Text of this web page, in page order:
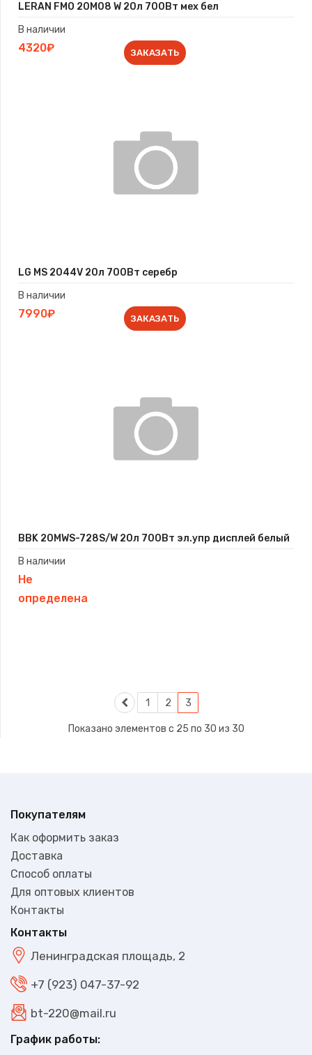
LERAN FMO 20M08 W 20л 700Вт мех бел
В наличии
4320₽ ЗАКАЗАТЬ
LG MS 2044V 20л 700Вт серебр
В наличии
7990₽ ЗАКАЗАТЬ
BBK 20MWS-728S/W 20л 700Вт эл.упр дисплей белый
В наличии
Не
определена
В наличии
6800₽
1 2 3
Показано элементов с 25 по 30 из 30
Покупателям
Как оформить заказ
Доставка
Способ оплаты
Для оптовых клиентов
Контакты
Контакты
Ленинградская площадь, 2
+7 (923) 047-37-92
bt-220@mail.ru
График работы: